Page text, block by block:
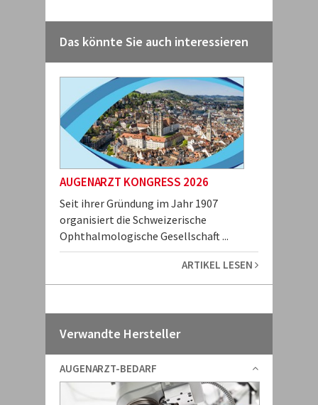
Das könnte Sie auch interessieren
AUGENARZT KONGRESS 2026
Seit ihrer Gründung im Jahr 1907
organisiert die Schweizerische
Ophthalmologische Gesellschaft ...
ARTIKEL LESEN
Verwandte Hersteller
AUGENARZT-BEDARF